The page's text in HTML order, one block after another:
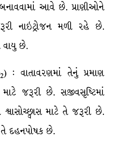
બનાવવામાં આવે છે. પ્રાણીઓને
નાઇટ્રોજન મળી રહે છે.
વાયુ છે.
2) : વાતાવરણમાં તેનું પ્રમાણ
જરૂરી છે. સજીવસૃષ્ટિમાં
માટે તે જરૂરી છે.
દહનપોષક છે.